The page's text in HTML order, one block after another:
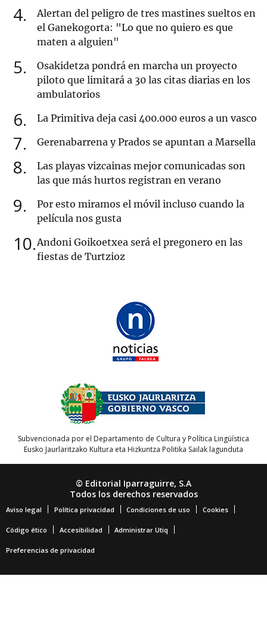
4
Alertan del peligro de tres mastines sueltos en
el Ganekogorta: "Lo que no quiero es que
maten a alguien"
5
Osakidetza pondrá en marcha un proyecto
piloto que limitará a 30 las citas diarias en los
ambulatorios
6 La Primitiva deja casi 400.000 euros a un vasco
7 Gerenabarrena y Prados se apuntan a Marsella
8
Las playas vizcainas mejor comunicadas son
las que más hurtos registran en verano
9
Por esto miramos el móvil incluso cuando la
película nos gusta
10 Andoni Goikoetxea será el pregonero en las
fiestas de Turtzioz
Subvencionada por el Departamento de Cultura y Política Lingüística
Eusko Jaurlaritzako Kultura eta Hizkuntza Politika Sailak lagunduta
© Editorial Iparraguirre, S.A
Todos los derechos reservados
Aviso legal Política privacidad Condiciones de uso Cookies
Código ético Accesibilidad Administrar Utiq
Preferencias de privacidad